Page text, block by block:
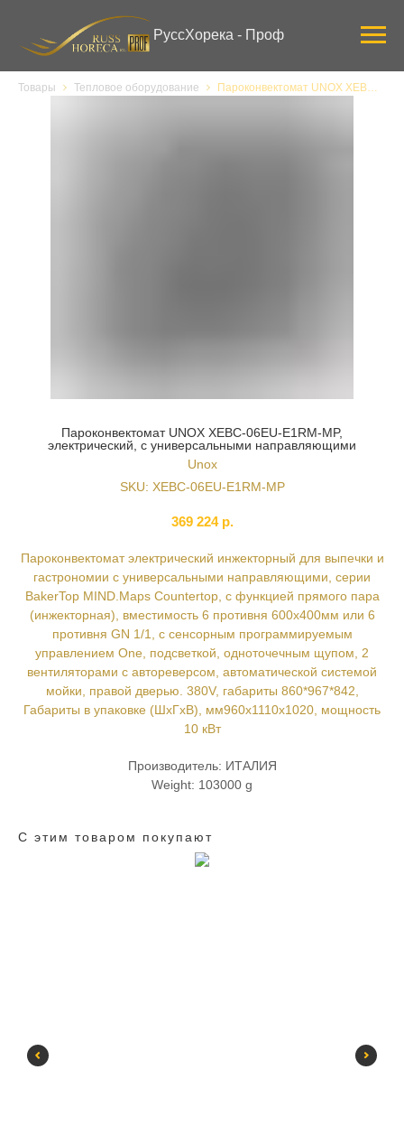
РуссХорека - Проф
Товары Тепловое оборудование Пароконвектомат UNOX XEBC-06EU-E1RM-MP, электрический, с универсальными направляющими
Пароконвектомат UNOX XEBC-06EU-E1RM-MP,
электрический, с универсальными направляющими
Unox
SKU: XEBC-06EU-E1RM-MP
369 224 р.
Пароконвектомат электрический инжекторный для выпечки и
гастрономии с универсальными направляющими, серии
BakerTop MIND.Maps Countertop, с функцией прямого пара
(инжекторная), вместимость 6 противня 600х400мм или 6
противня GN 1/1, с сенсорным программируемым
управлением One, подсветкой, одноточечным щупом, 2
вентиляторами с автореверсом, автоматической системой
мойки, правой дверью. 380V, габариты 860*967*842,
Габариты в упаковке (ШxГxВ), мм960x1110x1020, мощность
10 кВт
Производитель: ИТАЛИЯ
Weight: 103000 g
С этим товаром покупают